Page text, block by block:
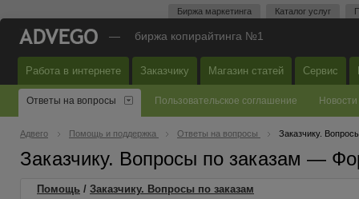
Биржа маркетинга Каталог услуг
— биржа копирайтинга №1
Работа в интернете Заказчику Магазин статей Сервис
Ответы на вопросы Пользовательское соглашение Новости
Адвего Помощь и поддержка Ответы на вопросы Заказчику.
Заказчику. Вопросы по заказам —
Помощь / Заказчику. Вопросы по заказам